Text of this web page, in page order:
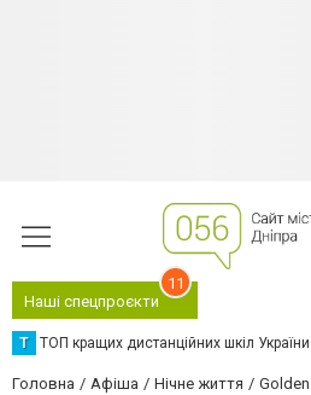
Наші спецпроєкти
11
Т ТОП кращих дистанційних шкіл України
Головна Афіша Нічне життя